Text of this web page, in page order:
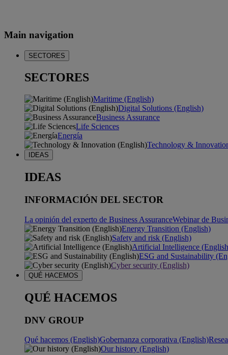
Main navigation
SECTORES
SECTORES
Maritime (English)
Digital Solutions (English)
Business Assurance
Life Sciences
Energía
Technology &
IDEAS
IDEAS
INFORMACIÓN DEL SECTOR
La opinión del experto de Business AssuranceWebinar de
Energy Transition (English)
Safety and risk (English)
Artificial Intelligence
ESG and Sustainability
Cyber security (English)
QUÉ HACEMOS
QUÉ HACEMOS
DNV GROUP
Qué hacemos (English)Gobernanza corporativa (English)
Our history (English)